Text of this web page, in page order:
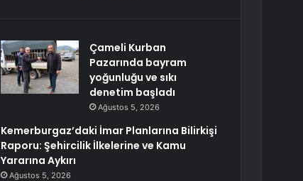
Çameli Kurban
Pazarında bayram
yoğunluğu ve sıkı
denetim başladı
Ağustos 5, 2026
Kemerburgaz’daki İmar Planlarına Bilirkişi
Raporu: Şehircilik İlkelerine ve Kamu
Yararına Aykırı
Ağustos 5, 2026